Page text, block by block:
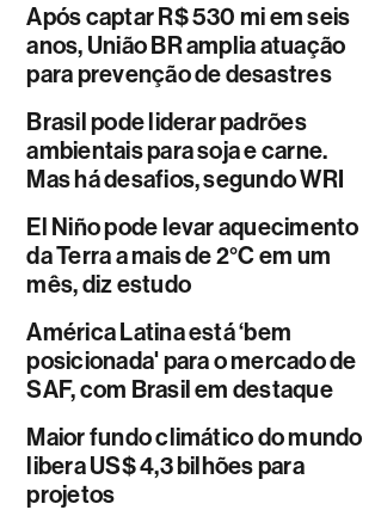
Após captar R$ 530 mi em seis
anos, União BR amplia atuação
para prevenção de desastres
Brasil pode liderar padrões
ambientais para soja e carne.
Mas há desafios, segundo WRI
El Niño pode levar aquecimento
da Terra a mais de 2°C em um
mês, diz estudo
América Latina está ‘bem
posicionada' para o mercado de
SAF, com Brasil em destaque
Maior fundo climático do mundo
libera US$ 4,3 bilhões para
projetos